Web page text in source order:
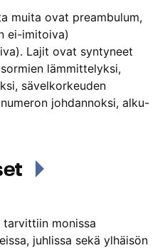
muita ovat preambulum,
ei-imitoiva)
Lajit ovat syntyneet
lämmittelyksi,
sävelkorkeuden
johdannoksi, alku-
tarvittiin monissa
juhlissa sekä ylhäisön